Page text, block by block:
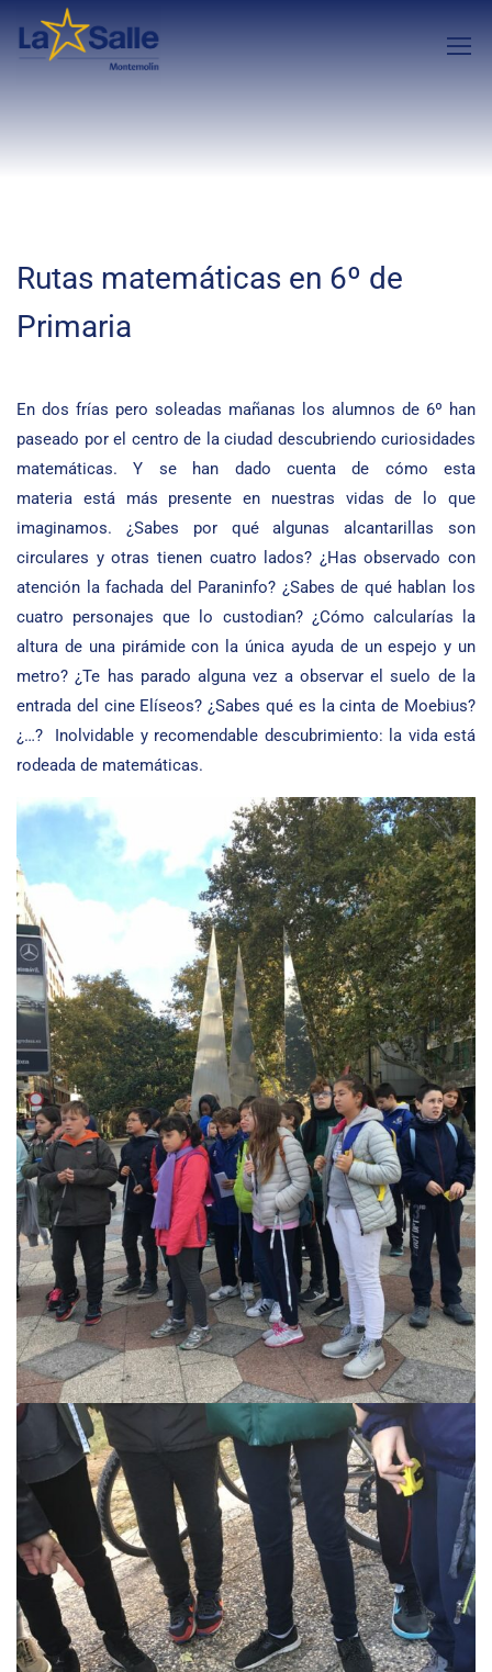
Rutas matemáticas en 6º de
Primaria
En dos frías pero soleadas mañanas los alumnos de 6º han
paseado por el centro de la ciudad descubriendo curiosidades
matemáticas. Y se han dado cuenta de cómo esta
materia está más presente en nuestras vidas de lo que
imaginamos. ¿Sabes por qué algunas alcantarillas son
circulares y otras tienen cuatro lados? ¿Has observado con
atención la fachada del Paraninfo? ¿Sabes de qué hablan los
cuatro personajes que lo custodian? ¿Cómo calcularías la
altura de una pirámide con la única ayuda de un espejo y un
metro? ¿Te has parado alguna vez a observar el suelo de la
entrada del cine Elíseos? ¿Sabes qué es la cinta de Moebius?
¿…? Inolvidable y recomendable descubrimiento: la vida está
rodeada de matemáticas.